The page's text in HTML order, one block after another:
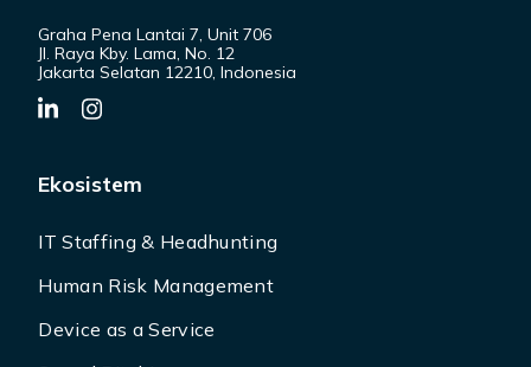
Graha Pena Lantai 7, Unit 706
Jl. Raya Kby. Lama, No. 12
Jakarta Selatan 12210, Indonesia
Ekosistem
IT Staffing & Headhunting
Human Risk Management
Device as a Service